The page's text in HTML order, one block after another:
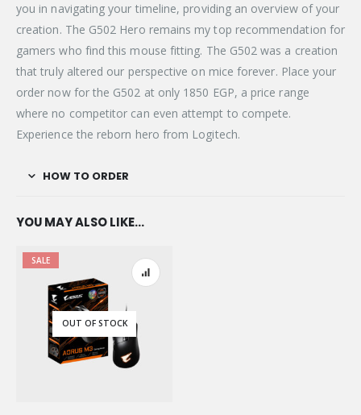
you in navigating your timeline, providing an overview of your
creation. The G502 Hero remains my top recommendation for
gamers who find this mouse fitting. The G502 was a creation
that truly altered our perspective on mice forever. Place your
order now for the G502 at only 1850 EGP, a price range
where no competitor can even attempt to compete.
Experience the reborn hero from Logitech.
HOW TO ORDER
YOU MAY ALSO LIKE…
SALE
OUT OF STOCK